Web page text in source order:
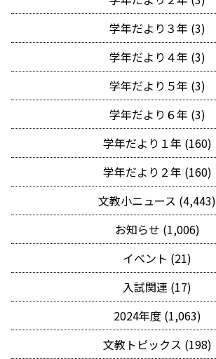
学年だより３年 (3)
学年だより４年 (3)
学年だより５年 (3)
学年だより６年 (3)
学年だより１年 (160)
学年だより２年 (160)
文教小ニュース (4,443)
お知らせ (1,006)
イベント (21)
入試関連 (17)
2024年度 (1,063)
文教トピックス (198)